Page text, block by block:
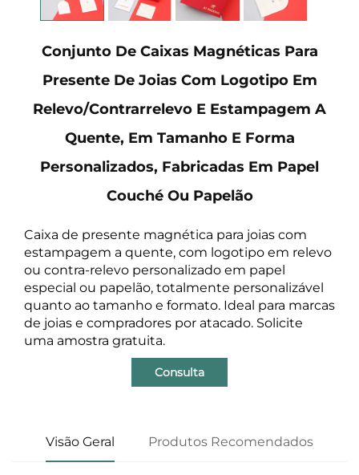
Conjunto De Caixas Magnéticas Para
Presente De Joias Com Logotipo Em
Relevo/Contrarrelevo E Estampagem A
Quente, Em Tamanho E Forma
Personalizados, Fabricadas Em Papel
Couché Ou Papelão
Caixa de presente magnética para joias com
estampagem a quente, com logotipo em relevo
ou contra-relevo personalizado em papel
especial ou papelão, totalmente personalizável
quanto ao tamanho e formato. Ideal para marcas
de joias e compradores por atacado. Solicite
uma amostra gratuita.
Consulta
Visão Geral Produtos Recomendados